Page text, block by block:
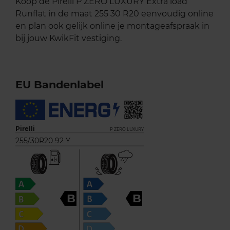
Runflat in de maat 255 30 R20 eenvoudig online
en plan ook gelijk online je montageafspraak in
bij jouw KwikFit vestiging.
EU Bandenlabel
Pirelli P ZERO LUXURY
255/30R20 92 Y
B B